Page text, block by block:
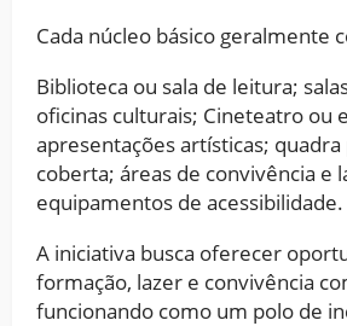
Cada núcleo básico geralmente
Biblioteca ou sala de leitura;
oficinas culturais; Cineteatro ou
apresentações artísticas;
coberta; áreas de convivência e
equipamentos de acessibilidade.
A iniciativa busca oferecer
formação, lazer e convivência
funcionando como um polo de